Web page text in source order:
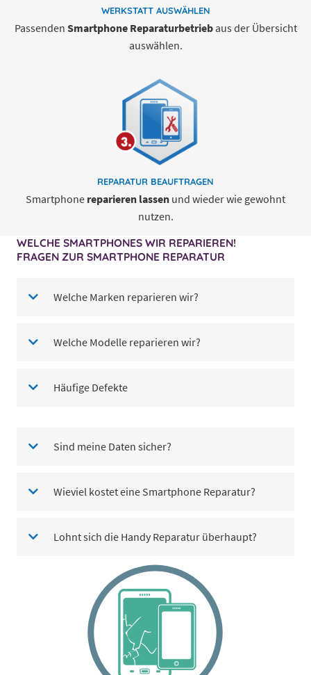
WERKSTATT AUSWÄHLEN
Passenden Smartphone Reparaturbetriebaus der Übersicht
auswählen.
REPARATUR BEAUFTRAGEN
Smartphone reparieren lassen und wieder wie gewohnt
nutzen.
WELCHE SMARTPHONES WIR REPARIEREN!
FRAGEN ZUR SMARTPHONE REPARATUR
Welche Marken reparieren wir?
Welche Modelle reparieren wir?
Häufige Defekte
Sind meine Daten sicher?
Wieviel kostet eine Smartphone Reparatur?
Lohnt sich die Handy Reparatur überhaupt?